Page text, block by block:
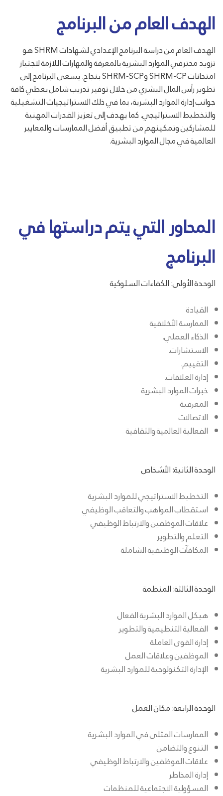
الهدف العام من البرنامج
الهدف العام من دراسة البرنامج الإعدادي لشهادات SHRM هو
تزويد محترفي الموارد البشرية بالمعرفة والمهارات اللازمة لاجتياز
امتحانات SHRM-CP وSHRM-SCP بنجاح. يسعى البرنامج إلى
تطوير رأس المال البشري من خلال توفير تدريب شامل يغطي كافة
جوانب إدارة الموارد البشرية، بما في ذلك الاستراتيجيات التشغيلية
والتخطيط الاستراتيجي. كما يهدف إلى تعزيز القدرات المهنية
للمشاركين وتمكينهم من تطبيق أفضل الممارسات والمعايير
العالمية في مجال الموارد البشرية.
المحاور التي يتم دراستها في
البرنامج
الوحدة الأولى: الكفاءات السلوكية
القيادة
الممارسة الأخلاقية
الذكاء العملي.
الاستشارات.
التقييم.
إدارة العلاقات.
خبرات الموارد البشرية
المعرفية
الاتصالات
الفعالية العالمية والثقافية
الوحدة الثانية: الأشخاص
التخطيط الاستراتيجي للموارد البشرية
استقطاب المواهب والتعاقب الوظيفي
علاقات الموظفين والارتباط الوظيفي
التعلم والتطوير
المكافآت الوظيفية الشاملة
الوحدة الثالثة: المنظمة
هيكل الموارد البشرية الفعال
الفعالية التنظيمية والتطوير
إدارة القوى العاملة
الموظفين وعلاقات العمل
الإدارة التكنولوجية للموارد البشرية
الوحدة الرابعة: مكان العمل
الممارسات المثلى في الموارد البشرية
التنوع والتضامن
علاقات الموظفين والارتباط الوظيفي
إدارة المخاطر
المسؤولية الاجتماعية للمنظمات